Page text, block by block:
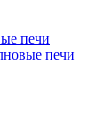
печи
печи